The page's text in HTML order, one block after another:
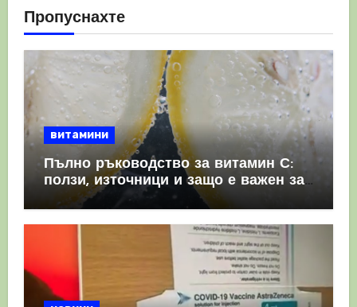
Пропуснахте
витамини
Пълно ръководство за витамин С:
ползи, източници и защо е важен за
имунната система